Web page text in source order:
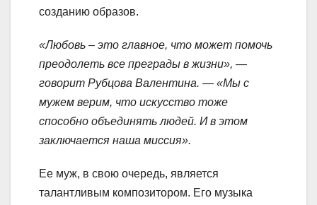
созданию образов.
«Любовь – это главное, что может помочь
преодолеть все преграды в жизни», —
говорит Рубцова Валентина. — «Мы с
мужем верим, что искусство тоже
способно объединять людей. И в этом
заключается наша миссия».
Ее муж, в свою очередь, является
талантливым композитором. Его музыка